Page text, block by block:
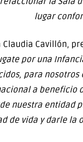
lugar
Cavillón,
por una
para
a beneficio
nuestra entidad
de vida y darle la